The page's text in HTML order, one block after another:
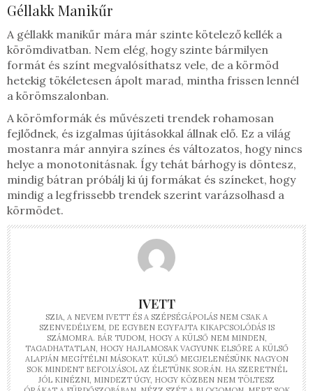
Géllakk Manikűr
A géllakk manikűr mára már szinte kötelező kellék a
körömdivatban. Nem elég, hogy szinte bármilyen
formát és színt megvalósíthatsz vele, de a körmöd
hetekig tökéletesen ápolt marad, mintha frissen lennél
a körömszalonban.
A körömformák és művészeti trendek rohamosan
fejlődnek, és izgalmas újításokkal állnak elő. Ez a világ
mostanra már annyira színes és változatos, hogy nincs
helye a monotonitásnak. Így tehát bárhogy is döntesz,
mindig bátran próbálj ki új formákat és színeket, hogy
mindig a legfrissebb trendek szerint varázsolhasd a
körmödet.
IVETT
SZIA, A NEVEM IVETT ÉS A SZÉPSÉGÁPOLÁS NEM CSAK A
SZENVEDÉLYEM, DE EGYBEN EGYFAJTA KIKAPCSOLÓDÁS IS
SZÁMOMRA. BÁR TUDOM, HOGY A KÜLSŐ NEM MINDEN,
TAGADHATATLAN, HOGY HAJLAMOSAK VAGYUNK ELSŐRE A KÜLSŐ
ALAPJÁN MEGÍTÉLNI MÁSOKAT. KÜLSŐ MEGJELENÉSÜNK NAGYON
SOK MINDENT BEFOLYÁSOL AZ ÉLETÜNK SORÁN. HA SZERETNÉL
JÓL KINÉZNI, MINDEZT ÚGY, HOGY KÖZBEN NEM TÖLTESZ